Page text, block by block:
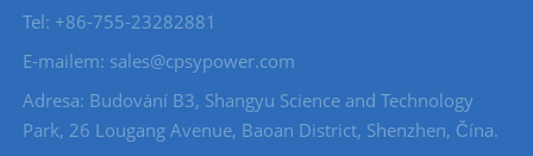
Tel: +86-755-23282881
E-mailem: sales@cpsypower.com
Adresa: Budování B3, Shangyu Science and Technology
Park, 26 Lougang Avenue, Baoan District, Shenzhen, Čína.